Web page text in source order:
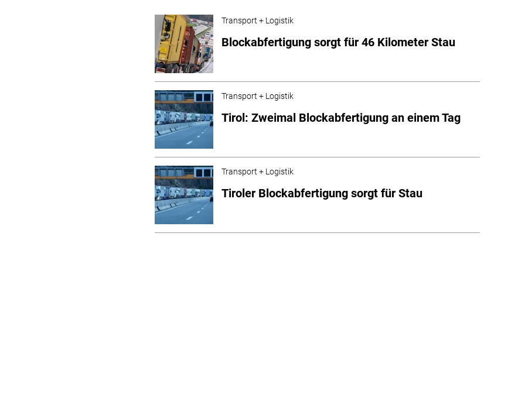
Transport + Logistik
Blockabfertigung sorgt für 46 Kilometer Stau
Transport + Logistik
Tirol: Zweimal Blockabfertigung an einem Tag
Transport + Logistik
Tiroler Blockabfertigung sorgt für Stau